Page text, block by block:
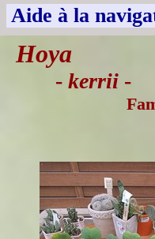
Aide à la
Hoya
- kerrii -